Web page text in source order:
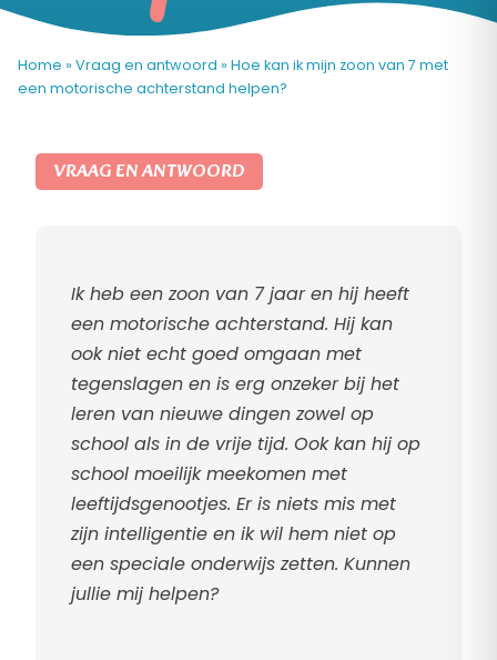
Home » Vraag en antwoord » Hoe kan ik mijn zoon van 7 met
een motorische achterstand helpen?
VRAAG EN ANTWOORD
Ik heb een zoon van 7 jaar en hij heeft
een motorische achterstand. Hij kan
ook niet echt goed omgaan met
tegenslagen en is erg onzeker bij het
leren van nieuwe dingen zowel op
school als in de vrije tijd. Ook kan hij op
school moeilijk meekomen met
leeftijdsgenootjes. Er is niets mis met
zijn intelligentie en ik wil hem niet op
een speciale onderwijs zetten. Kunnen
jullie mij helpen?